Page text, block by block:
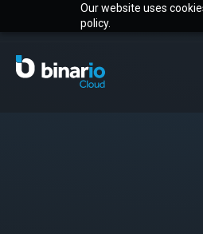
Our website uses
policy.